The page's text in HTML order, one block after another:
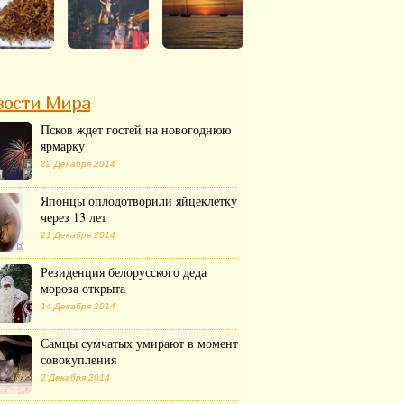
Мира
Псков ждет гостей на новогоднюю
ярмарку
22 Декабря 2014
Японцы оплодотворили яйцеклетку
через 13 лет
21 Декабря 2014
Резиденция белорусского деда
мороза открыта
14 Декабря 2014
Самцы сумчатых умирают в момент
совокупления
2 Декабря 2014